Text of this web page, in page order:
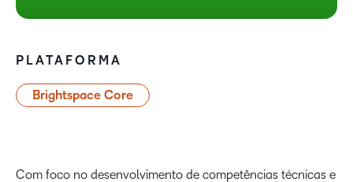
PLATAFORMA
Brightspace Core
Com foco no desenvolvimento de competências técnicas e